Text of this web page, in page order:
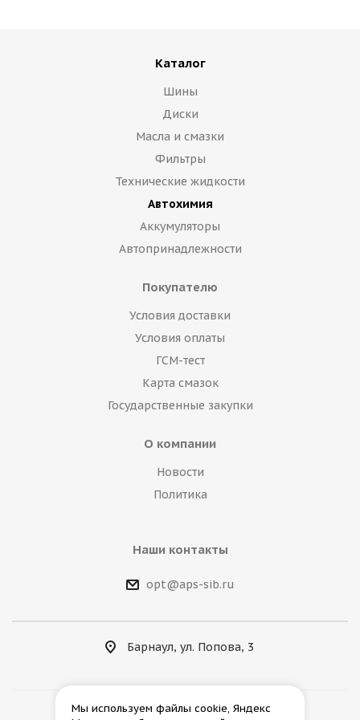
Каталог
Шины
Диски
Масла и смазки
Фильтры
Технические жидкости
Автохимия
Аккумуляторы
Автопринадлежности
Покупателю
Условия доставки
Условия оплаты
ГСМ-тест
Карта смазок
Государственные закупки
О компании
Новости
Политика
Наши контакты
opt@aps-sib.ru
Барнаул, ул. Попова, 3
Мы используем файлы cookie, Яндекс